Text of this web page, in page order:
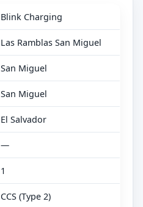
Blink Charging
Las Ramblas San Miguel
San Miguel
San Miguel
El Salvador
—
1
CCS (Type 2)